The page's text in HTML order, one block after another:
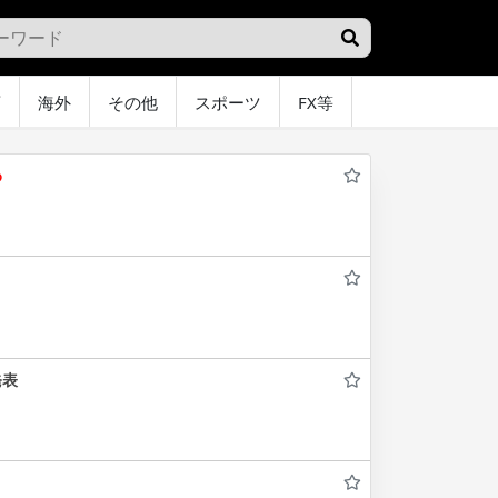
海外 その他 スポーツ FX等